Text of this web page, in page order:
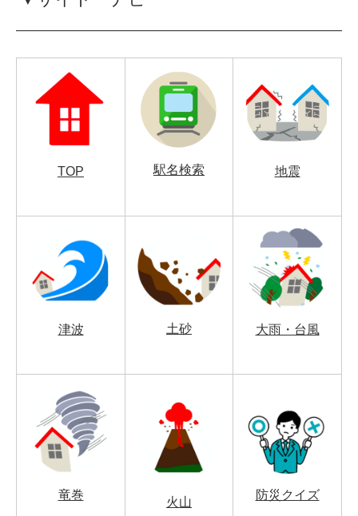
TOP 駅名検索 地震
津波 土砂 大雨・台風
竜巻
火山
防災クイズ